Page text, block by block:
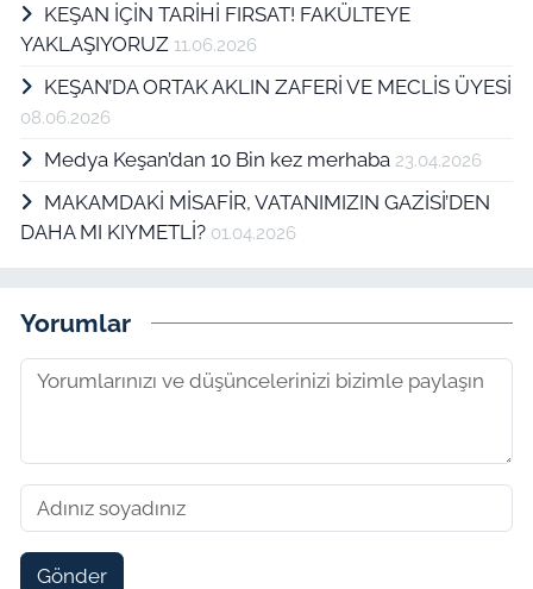
KEŞAN İÇİN TARİHİ FIRSAT! FAKÜLTEYE
YAKLAŞIYORUZ 11.06.2026
KEŞAN’DA ORTAK AKLIN ZAFERİ VE MECLİS ÜYESİ
08.06.2026
Medya Keşan’dan 10 Bin kez merhaba 23.04.2026
MAKAMDAKİ MİSAFİR, VATANIMIZIN GAZİSİ’DEN
DAHA MI KIYMETLİ? 01.04.2026
Yorumlar
Gönder